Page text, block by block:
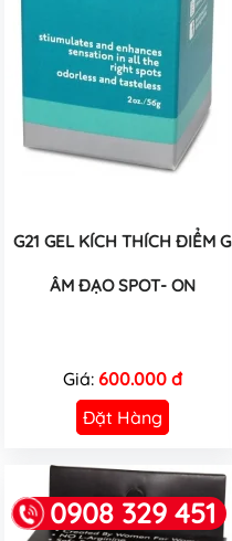
G21 GEL KÍCH THÍCH ĐIỂM G
ÂM ĐẠO SPOT- ON
Giá: 600.000 đ
Đặt Hàng
0908 329 451